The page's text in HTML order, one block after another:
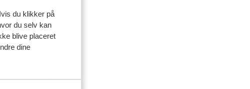
du klikker på
du selv kan
blive placeret
dine
(